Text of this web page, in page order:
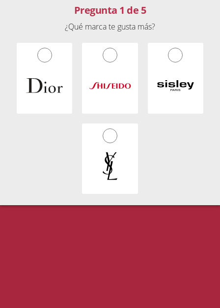
Pregunta 1 de 5
¿Qué marca te gusta más?